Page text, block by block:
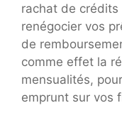
rachat de crédits
renégocier vos
de
comme effet la
mensualités,
emprunt sur vos